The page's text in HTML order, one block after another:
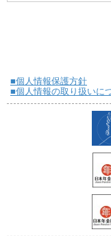
■個人情報保護方針
■個人情報の取り扱いに